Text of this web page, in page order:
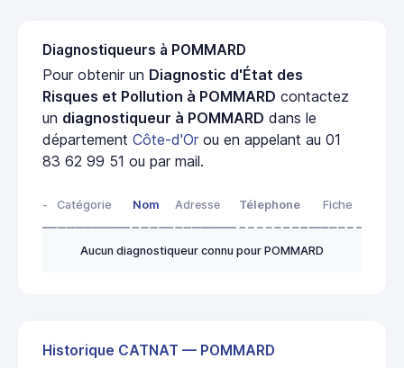
Diagnostiqueurs à POMMARD
Pour obtenir un Diagnostic d'État des
Risques et Pollution à POMMARD contactez
un diagnostiqueur à POMMARD dans le
département Côte-d'Or ou en appelant au 01
83 62 99 51 ou par mail.
- Catégorie Nom Adresse Télephone Fiche
Aucun diagnostiqueur connu pour POMMARD
Historique CATNAT — POMMARD